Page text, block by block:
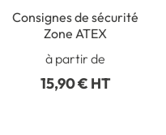
Consignes de sécurité
Zone ATEX
à partir de
15,90 € HT